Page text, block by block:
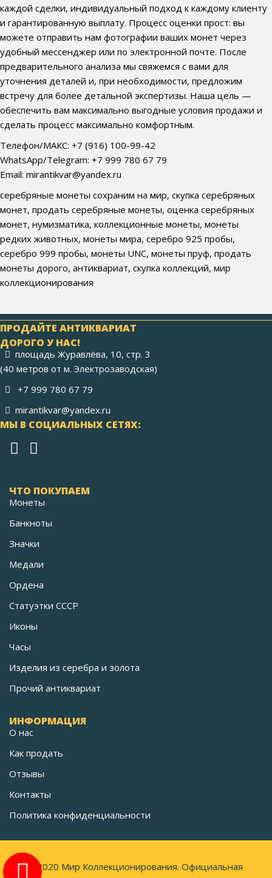
каждой сделки, индивидуальный подход к каждому клиенту
и гарантированную выплату. Процесс оценки прост: вы
можете отправить нам фотографии ваших монет через
удобный мессенджер или по электронной почте. После
предварительного анализа мы свяжемся с вами для
уточнения деталей и, при необходимости, предложим
встречу для более детальной экспертизы. Наша цель —
обеспечить вам максимально выгодные условия продажи и
сделать процесс максимально комфортным.
Телефон/МАКС: +7 (916) 100-99-42
WhatsApp/Telegram: +7 999 780 67 79
Email: mirantikvar@yandex.ru
серебряные монеты сохраним на мир, скупка серебряных
монет, продать серебряные монеты, оценка серебряных
монет, нумизматика, коллекционные монеты, монеты
редких животных, монеты мира, серебро 925 пробы,
серебро 999 пробы, монеты UNC, монеты пруф, продать
монеты дорого, антиквариат, скупка коллекций, мир
коллекционирования
ПРОДАЙТЕ АНТИКВАРИАТ
ДОРОГО У НАС!
площадь Журавлёва, 10, стр. 3
(40 метров от м. Электрозаводская)
+7 999 780 67 79
mirantikvar@yandex.ru
МЫ В СОЦИАЛЬНЫХ СЕТЯХ:
ЧТО ПОКУПАЕМ
Монеты
Банкноты
Значки
Медали
Ордена
Статуэтки СССР
Иконы
Часы
Изделия из серебра и золота
Прочий антиквариат
ИНФОРМАЦИЯ
О нас
Как продать
Отзывы
Контакты
Политика конфиденциальности
©2020 Мир Коллекционирования. Официальная